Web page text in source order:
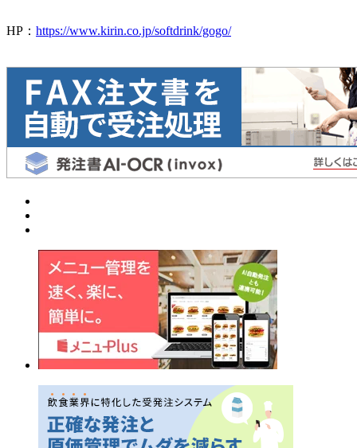
HP： https://www.kirin.co.jp/softdrink/gogo/